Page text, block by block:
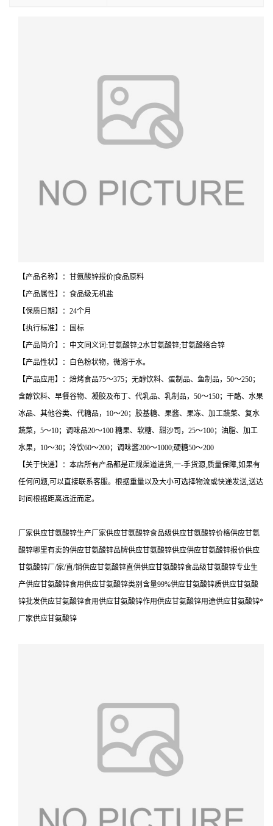
【产品名称】：甘氨酸锌报价|食品原料
【产品属性】：食品级无机盐
【保质日期】：24个月
【执行标准】：国标
【产品简介】：中文同义词:甘氨酸锌;2水甘氨酸锌;甘氨酸络合锌
【产品性状】：白色粉状物，微溶于水。
【产品应用】：焙烤食品75～375；无醇饮料、蛋制品、鱼制品，50～250；
含醇饮料、早餐谷物、凝胶及布丁、代乳品、乳制品，50～150；干酪、水果
冰品、其他谷类、代糖品，10～20；胶基糖、果酱、果冻、加工蔬菜、复水
蔬菜，5～10；调味品20～100 糖果、软糖、甜沙司，25～100；油脂、加工
水果，10～30；冷饮60～200；调味酱200～1000;硬糖50～200
【关于快递】：本店所有产品都是正规渠道进货,一-手货源,质量保障,如果有
任何问题,可以直接联系客服。根据重量以及大小可选择物流或快递发送,送达
时间根据距离远近而定。
厂家供应甘氨酸锌生产厂家供应甘氨酸锌食品级供应甘氨酸锌价格供应甘氨
酸锌哪里有卖的供应甘氨酸锌品牌供应甘氨酸锌供应供应甘氨酸锌报价供应
甘氨酸锌厂/家/直/销供应甘氨酸锌直供供应甘氨酸锌食品级甘氨酸锌专业生
产供应甘氨酸锌食用供应甘氨酸锌类别含量99%供应甘氨酸锌质供应甘氨酸
锌批发供应甘氨酸锌食用供应甘氨酸锌作用供应甘氨酸锌用途供应甘氨酸锌*
厂家供应甘氨酸锌